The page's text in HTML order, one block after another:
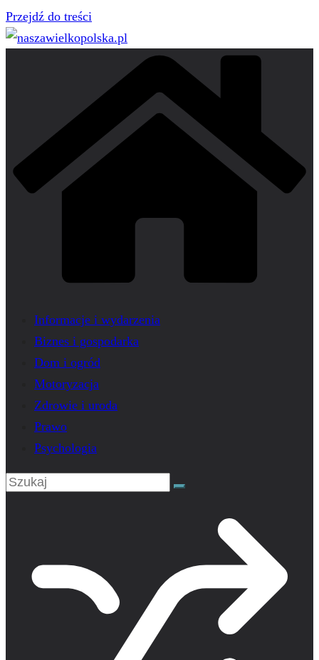
Przejdź do treści
Informacje i wydarzenia
Biznes i gospodarka
Dom i ogród
Motoryzacja
Zdrowie i uroda
Prawo
Psychologia